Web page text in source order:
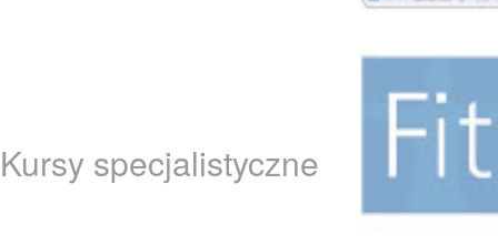
Kursy specjalistyczne